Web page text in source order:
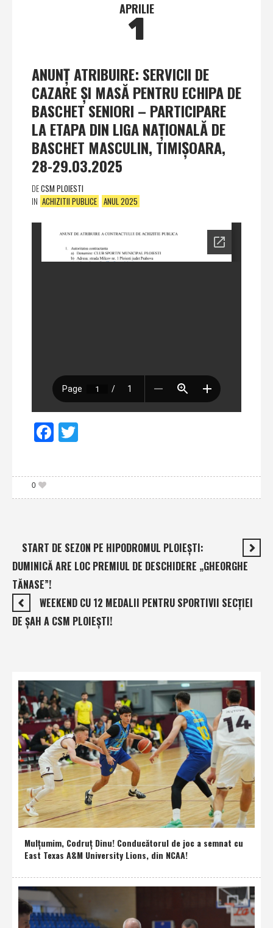
APRILIE
1
ANUNŢ ATRIBUIRE: SERVICII DE
CAZARE ŞI MASĂ PENTRU ECHIPA DE
BASCHET SENIORI – PARTICIPARE
LA ETAPA DIN LIGA NAŢIONALĂ DE
BASCHET MASCULIN, TIMIŞOARA,
28-29.03.2025
DECSM PLOIESTI
IN ACHIZITII PUBLICE ANUL 2025
Facebook
0
START DE SEZON PE HIPODROMUL PLOIEŞTI:
DUMINICĂ ARE LOC PREMIUL DE DESCHIDERE „GHEORGHE
TĂNASE”!
WEEKEND CU 12 MEDALII PENTRU SPORTIVII SECŢIEI
DE ŞAH A CSM PLOIEŞTI!
Mulţumim, Codruţ Dinu! Conducătorul de joc a semnat cu
East Texas A&M University Lions, din NCAA!